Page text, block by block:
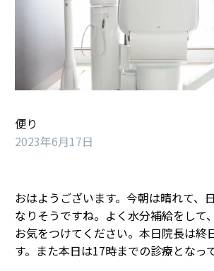
便り
2023年6月17日
おはようございます。今朝は晴れて、
なりそうですね。よく水分補給をして
お気をつけてください。本日院長は終
す。また本日は17時までの診療となっ